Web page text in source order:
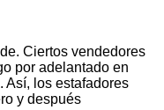
Ciertos vendedores
por adelantado en
Así, los estafadores
y después